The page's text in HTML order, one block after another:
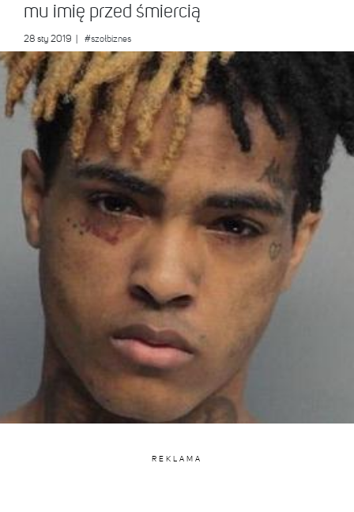
mu imię przed śmiercią
28 sty 2019 #szołbiznes
REKLAMA